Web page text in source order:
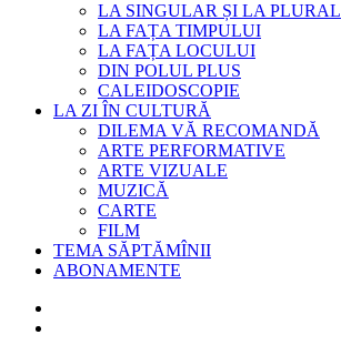
LA SINGULAR ȘI LA PLURAL
LA FAȚA TIMPULUI
LA FAȚA LOCULUI
DIN POLUL PLUS
CALEIDOSCOPIE
LA ZI ÎN CULTURĂ
DILEMA VĂ RECOMANDĂ
ARTE PERFORMATIVE
ARTE VIZUALE
MUZICĂ
CARTE
FILM
TEMA SĂPTĂMÎNII
ABONAMENTE